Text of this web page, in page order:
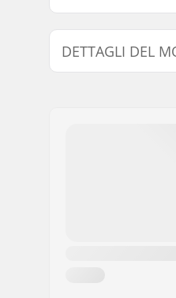
DETTAGLI DEL